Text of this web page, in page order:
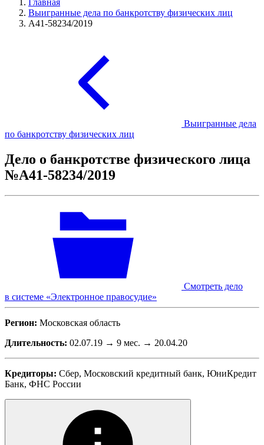
Главная
Выигранные дела по банкротству физических лиц
А41-58234/2019
Выигранные дела
по банкротству физических лиц
Дело о банкротстве физического лица
№А41-58234/2019
Смотреть дело
в системе «Электронное правосудие»
Регион: Московская область
Длительность: 02.07.19 → 9 мес. → 20.04.20
Кредиторы: Сбер, Московский кредитный банк, ЮниКредит
Банк, ФНС России